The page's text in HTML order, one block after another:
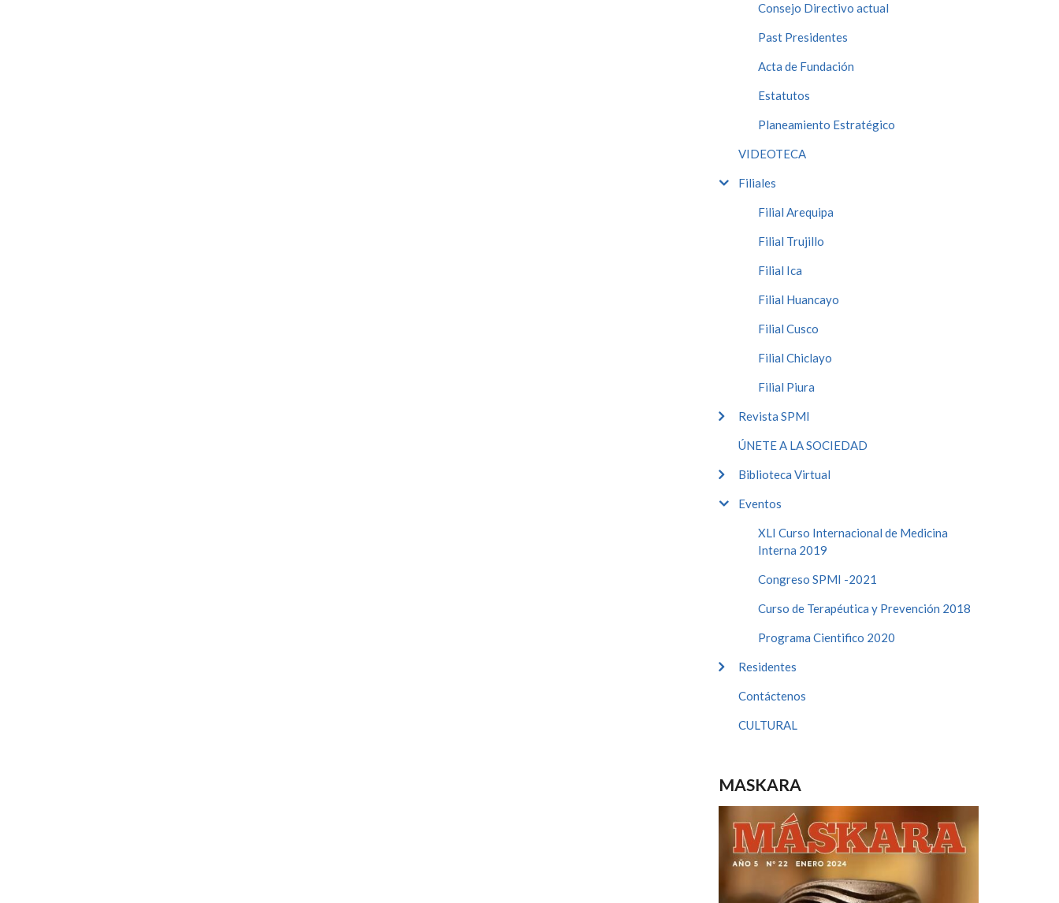
Consejo Directivo actual
Past Presidentes
Acta de Fundación
Estatutos
Planeamiento Estratégico
VIDEOTECA
Filiales
Filial Arequipa
Filial Trujillo
Filial Ica
Filial Huancayo
Filial Cusco
Filial Chiclayo
Filial Piura
Revista SPMI
ÚNETE A LA SOCIEDAD
Biblioteca Virtual
Eventos
XLI Curso Internacional de Medicina
Interna 2019
Congreso SPMI -2021
Curso de Terapéutica y Prevención 2018
Programa Cientifico 2020
Residentes
Contáctenos
CULTURAL
MASKARA